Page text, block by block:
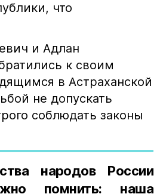
что
и Адлан
к своим
в Астраханской
не допускать
соблюдать законы
народов России
помнить: наша